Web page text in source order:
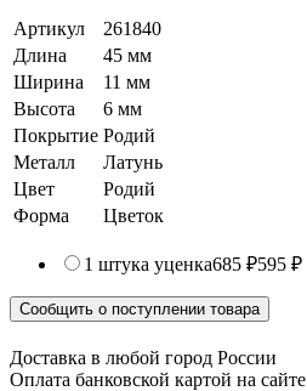
Артикул
261840
Длина
45 мм
Ширина
11 мм
Высота
6 мм
Покрытие Родий
Металл
Латунь
Цвет
Родий
Форма
Цветок
1 штука уценка685 ₽595 ₽
Сообщить о поступлении товара
Доставка в любой город России
Оплата банковской картой на сайте